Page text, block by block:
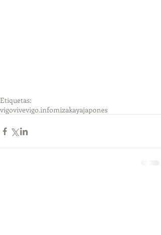
Etiquetas:
vigovivevigo.infomizakayajapones